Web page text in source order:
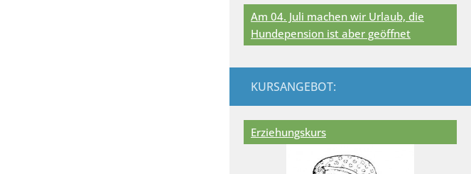
Am 04. Juli machen wir Urlaub, die
Hundepension ist aber geöffnet
KURSANGEBOT:
Erziehungskurs